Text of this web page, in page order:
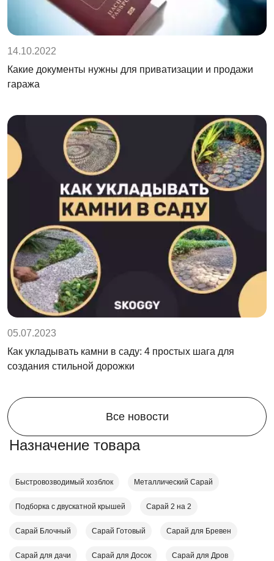
14.10.2022
Какие документы нужны для приватизации и продажи
гаража
05.07.2023
Как укладывать камни в саду: 4 простых шага для
создания стильной дорожки
Все новости
Назначение товара
Быстровозводимый хозблок Металлический Сарай
Подборка с двускатной крышей Сарай 2 на 2
Сарай Блочный Сарай Готовый Сарай для Бревен
Сарай для дачи Сарай для Досок Сарай для Дров